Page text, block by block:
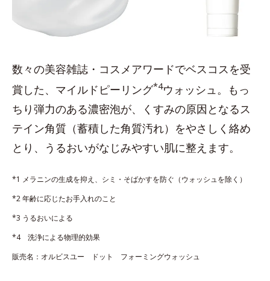
数々の美容雑誌・コスメアワードでベスコスを受
賞した、マイルドピーリング*4ウォッシュ。もっ
ちり弾力のある濃密泡が、くすみの原因となるス
テイン角質（蓄積した角質汚れ）をやさしく絡め
とり、うるおいがなじみやすい肌に整えます。
*1 メラニンの生成を抑え、シミ・そばかすを防ぐ（ウォッシュを除く）
*2 年齢に応じたお手入れのこと
*3 うるおいによる
*4 洗浄による物理的効果
販売名：オルビスユー ドット フォーミングウォッシュ